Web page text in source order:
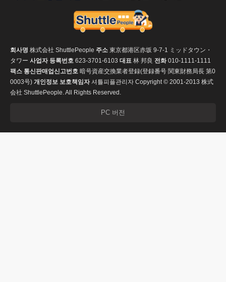
회사명 株式会社 ShuttlePeople 주소 東京都港区赤坂 9-7-1 ミッドタウン・
タワー 사업자 등록번호 623-3701-6103 대표 林 邦良 전화010-1111-1111
팩스 통신판매업신고번호 暗号資産交換業者登録(登録番号 関東財務局長 第0
0003号) 개인정보 보호책임자셔틀피플관리자 Copyright © 2001-2013 株式
会社 ShuttlePeople. All Rights Reserved.
PC 버전